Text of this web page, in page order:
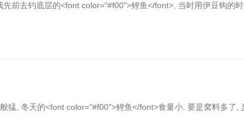
前去钓底层的<font color="#f00">鲤鱼</font>, 当时用伊豆钩的
猛, 冬天的<font color="#f00">鲤鱼</font>食量小, 要是窝料多了,